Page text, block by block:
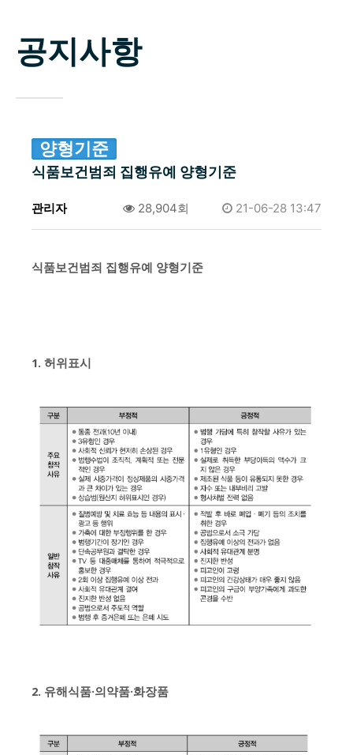
상담신청
공지사항
양형기준
식품보건범죄 집행유예 양형기준
관리자 28,904회 21-06-28 13:47
식품보건범죄 집행유예 양형기준
1. 허위표시
2. 유해식품·의약품·화장품